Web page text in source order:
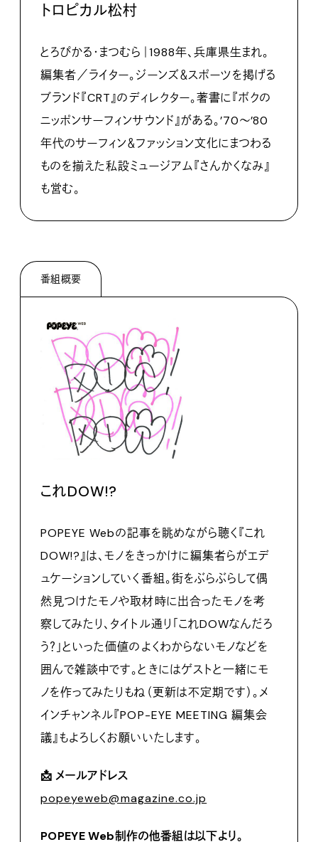
トロピカル松村
とろぴかる・まつむら｜1988年、兵庫県生まれ。
編集者／ライター。ジーンズ＆スポーツを掲げる
ブランド『CRT』のディレクター。著書に『ボクの
ニッポンサーフィンサウンド』がある。’70～’80
年代のサーフィン＆ファッション文化にまつわる
ものを揃えた私設ミュージアム『さんかくなみ』
も営む。
番組概要
これDOW!?
POPEYE Webの記事を眺めながら聴く『これ
DOW!?』は、モノをきっかけに編集者らがエデ
ュケーションしていく番組。街をぶらぶらして偶
然見つけたモノや取材時に出合ったモノを考
察してみたり、タイトル通り「これDOWなんだろ
う？」といった価値のよくわからないモノなどを
囲んで雑談中です。ときにはゲストと一緒にモ
ノを作ってみたりもね（更新は不定期です）。メ
インチャンネル『POP-EYE MEETING 編集会
議』もよろしくお願いいたします。
📩 メールアドレス
popeyeweb@magazine.co.jp
POPEYE Web制作の他番組は以下より。